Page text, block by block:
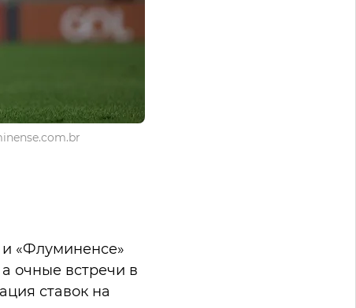
«Флуминенсе»
очные встречи в
ставок на